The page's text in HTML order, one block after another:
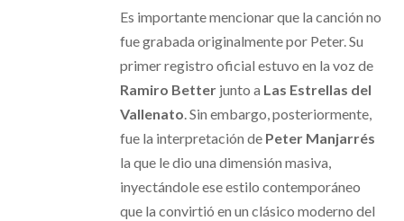
Es importante mencionar que la canción no
fue grabada originalmente por Peter. Su
primer registro oficial estuvo en la voz de
Ramiro Betterjunto a Las Estrellas del
Vallenato . Sin embargo, posteriormente,
fue la interpretación de Peter Manjarrés
la que le dio una dimensión masiva,
inyectándole ese estilo contemporáneo
que la convirtió en un clásico moderno del